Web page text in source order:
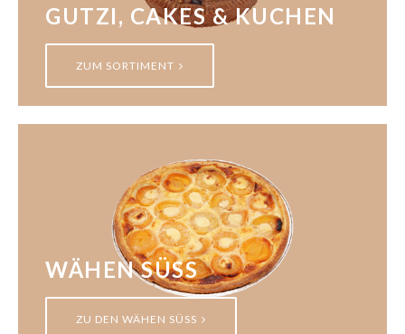
GUTZI, CAKES & KUCHEN
ZUM SORTIMENT
WÄHEN SÜSS
ZU DEN WÄHEN SÜSS